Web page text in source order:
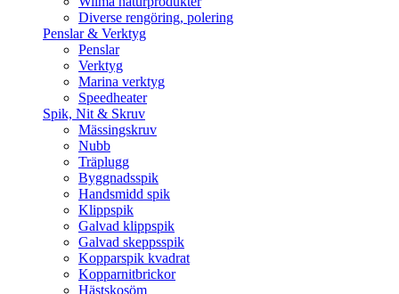
Diverse rengöring, polering
Penslar & Verktyg
Penslar
Verktyg
Marina verktyg
Speedheater
Spik, Nit & Skruv
Mässingskruv
Nubb
Träplugg
Byggnadsspik
Handsmidd spik
Klippspik
Galvad klippspik
Galvad skeppsspik
Kopparspik kvadrat
Kopparnitbrickor
Hästskosöm